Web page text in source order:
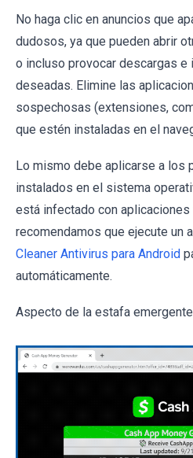
No haga clic en anuncios que
dudosos, ya que pueden abrir
o incluso provocar descargas e
deseadas. Elimine las
sospechosas (extensiones,
que estén instaladas en el
Lo mismo debe aplicarse a los
instalados en el sistema
está infectado con aplicaciones
recomendamos que ejecute un
Cleaner Antivirus para Android
automáticamente.
Aspecto de la estafa emergente